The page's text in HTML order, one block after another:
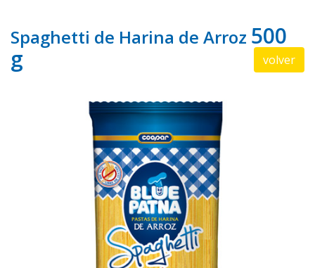
Spaghetti de Harina de Arroz 500
g
volver